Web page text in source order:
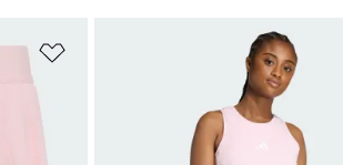
Ajouter à la Liste de produits favoris